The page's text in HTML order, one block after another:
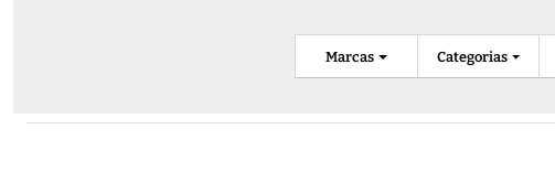
Categorias
Marcas